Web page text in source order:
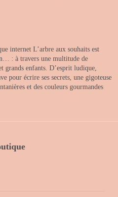
internet L’arbre aux souhaits est
: à travers une multitude de
grands enfants. D’esprit ludique,
pour écrire ses secrets, une gigoteuse
et des couleurs gourmandes